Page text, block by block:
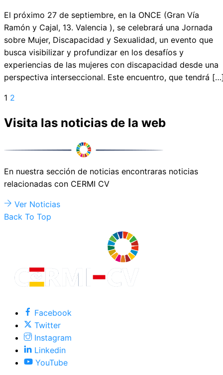
El próximo 27 de septiembre, en la ONCE (Gran Vía
Ramón y Cajal, 13. Valencia ), se celebrará una Jornada
sobre Mujer, Discapacidad y Sexualidad, un evento que
busca visibilizar y profundizar en los desafíos y
experiencias de las mujeres con discapacidad desde una
perspectiva interseccional. Este encuentro, que tendrá
1 2
Visita las noticias de la web
En nuestra sección de noticias encontraras noticias
relacionadas con CERMI CV
Ver Noticias
Back To Top
Facebook
Twitter
Instagram
Linkedin
YouTube